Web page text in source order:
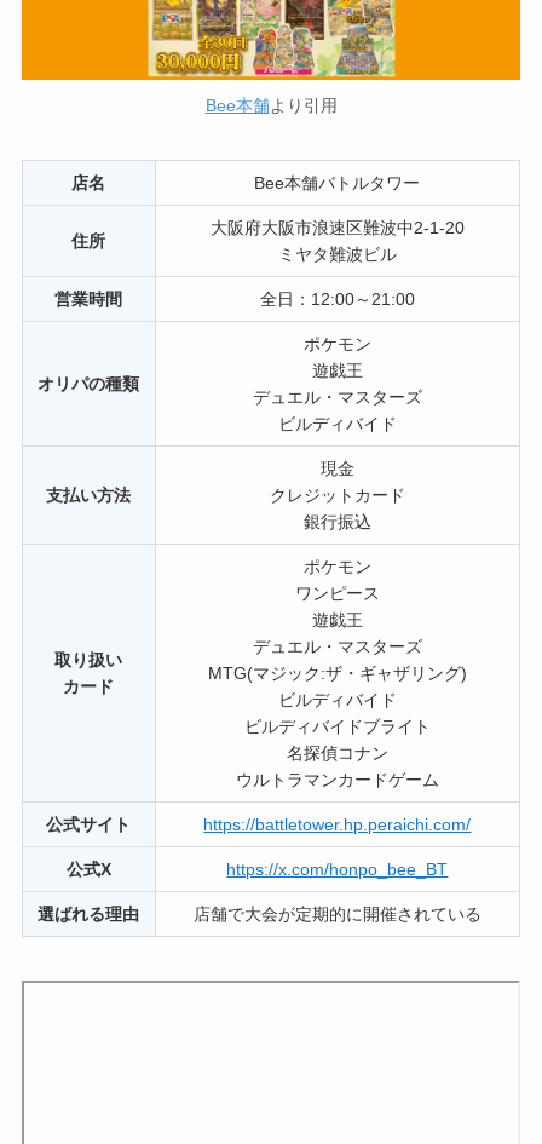
Bee本舗より引用
店名 Bee本舗バトルタワー
住所
大阪府大阪市浪速区難波中2-1-20
ミヤタ難波ビル
営業時間 全日：12:00～21:00
オリパの種類
ポケモン
遊戯王
デュエル・マスターズ
ビルディバイド
支払い方法
現金
クレジットカード
銀行振込
取り扱い
カード
ポケモン
ワンピース
遊戯王
デュエル・マスターズ
MTG(マジック:ザ・ギャザリング)
ビルディバイド
ビルディバイドブライト
名探偵コナン
ウルトラマンカードゲーム
公式サイト https://battletower.hp.peraichi.com/
公式X https://x.com/honpo_bee_BT
選ばれる理由 店舗で大会が定期的に開催されている